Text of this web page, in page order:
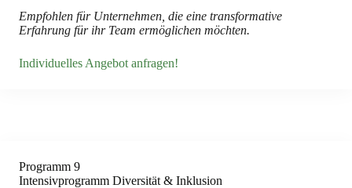
Empfohlen für Unternehmen, die eine transformative
Erfahrung für ihr Team ermöglichen möchten.
Individuelles Angebot anfragen!
Programm 9
Intensivprogramm Diversität & Inklusion